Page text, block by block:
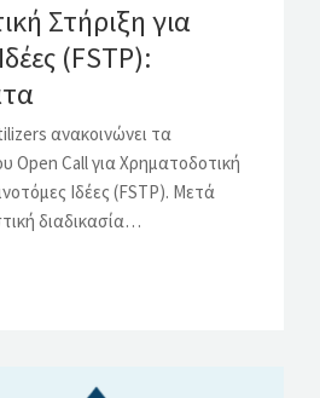
Στήριξη για
(FSTP):
ανακοινώνει τα
Open Call για Χρηματοδοτική
Ιδέες (FSTP). Μετά
διαδικασία…